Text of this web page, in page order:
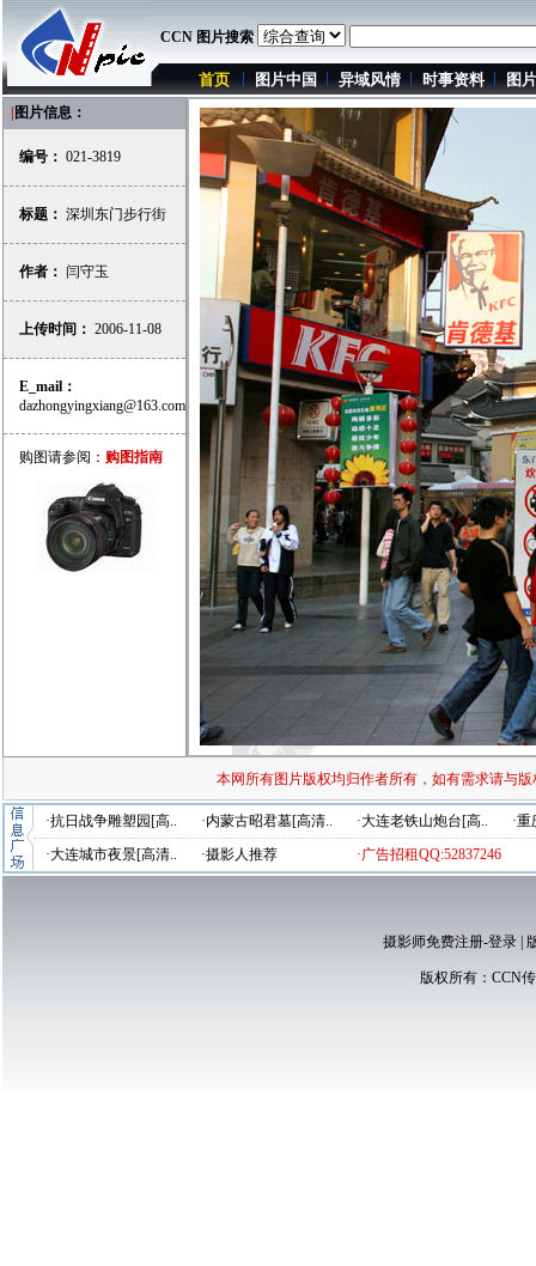
CCN 图片搜索
首页 图片中国 异域风情 时事资料 图
图片信息：
编号： 021-3819
标题： 深圳东门步行街
作者： 闫守玉
上传时间： 2006-11-08
E_mail：
dazhongyingxiang@163.com
购图请参阅： 购图指南
本网所有图片版权均归作者所有，如有需求请与
·抗日战争雕塑园[高.. ·内蒙古昭君墓[高清.. ·大连老铁山炮台[高..
·
·大连城市夜景[高清..
·摄影人推荐 ·广告招租QQ:52837246
摄影师免费注册-登录|
版权所有： CCN